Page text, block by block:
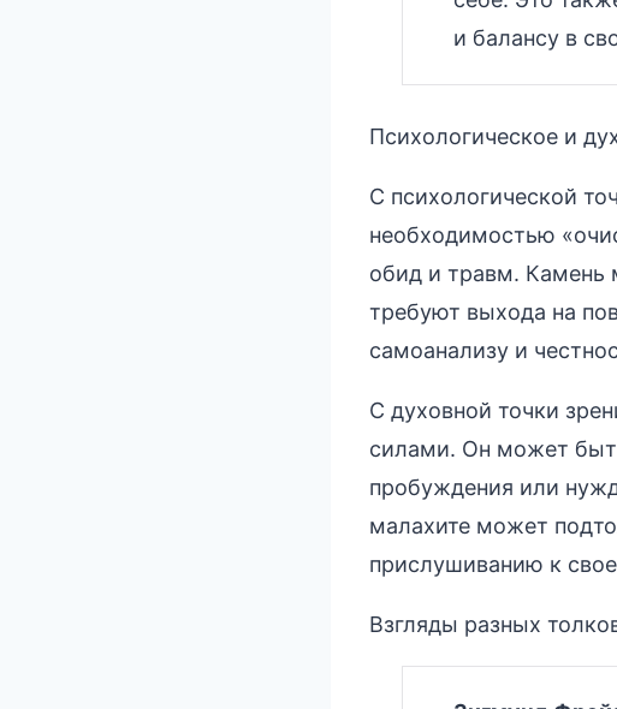
и балансу в
Психологическое и
С психологической
необходимостью
обид и травм. Камень
требуют выхода на
самоанализу и
С духовной точки
силами. Он может
пробуждения или
малахите может
прислушиванию к
Взгляды разных